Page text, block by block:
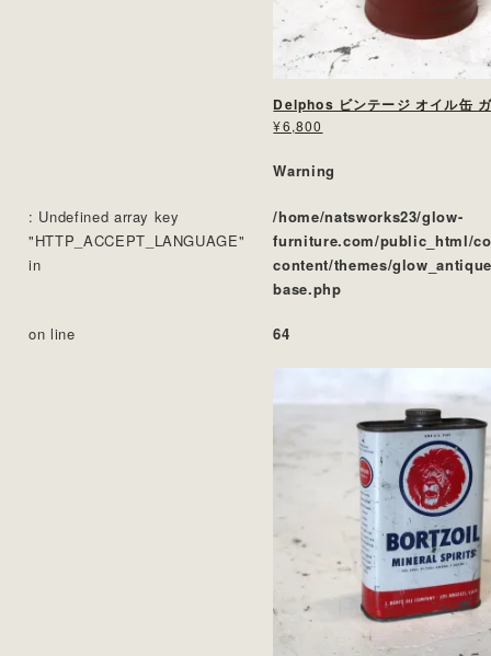
Delphos ビンテージ オイル缶
¥6,800
Warning
: Undefined array key
"HTTP_ACCEPT_LANGUAGE"
in
/home/natsworks23/glow-
furniture.com/public_html/
content/themes/
base.php
on line 64